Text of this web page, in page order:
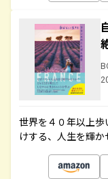
世界を４０年以上
けする、人生を輝